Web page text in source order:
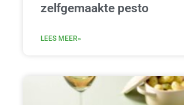
zelfgemaakte pesto
LEES MEER»